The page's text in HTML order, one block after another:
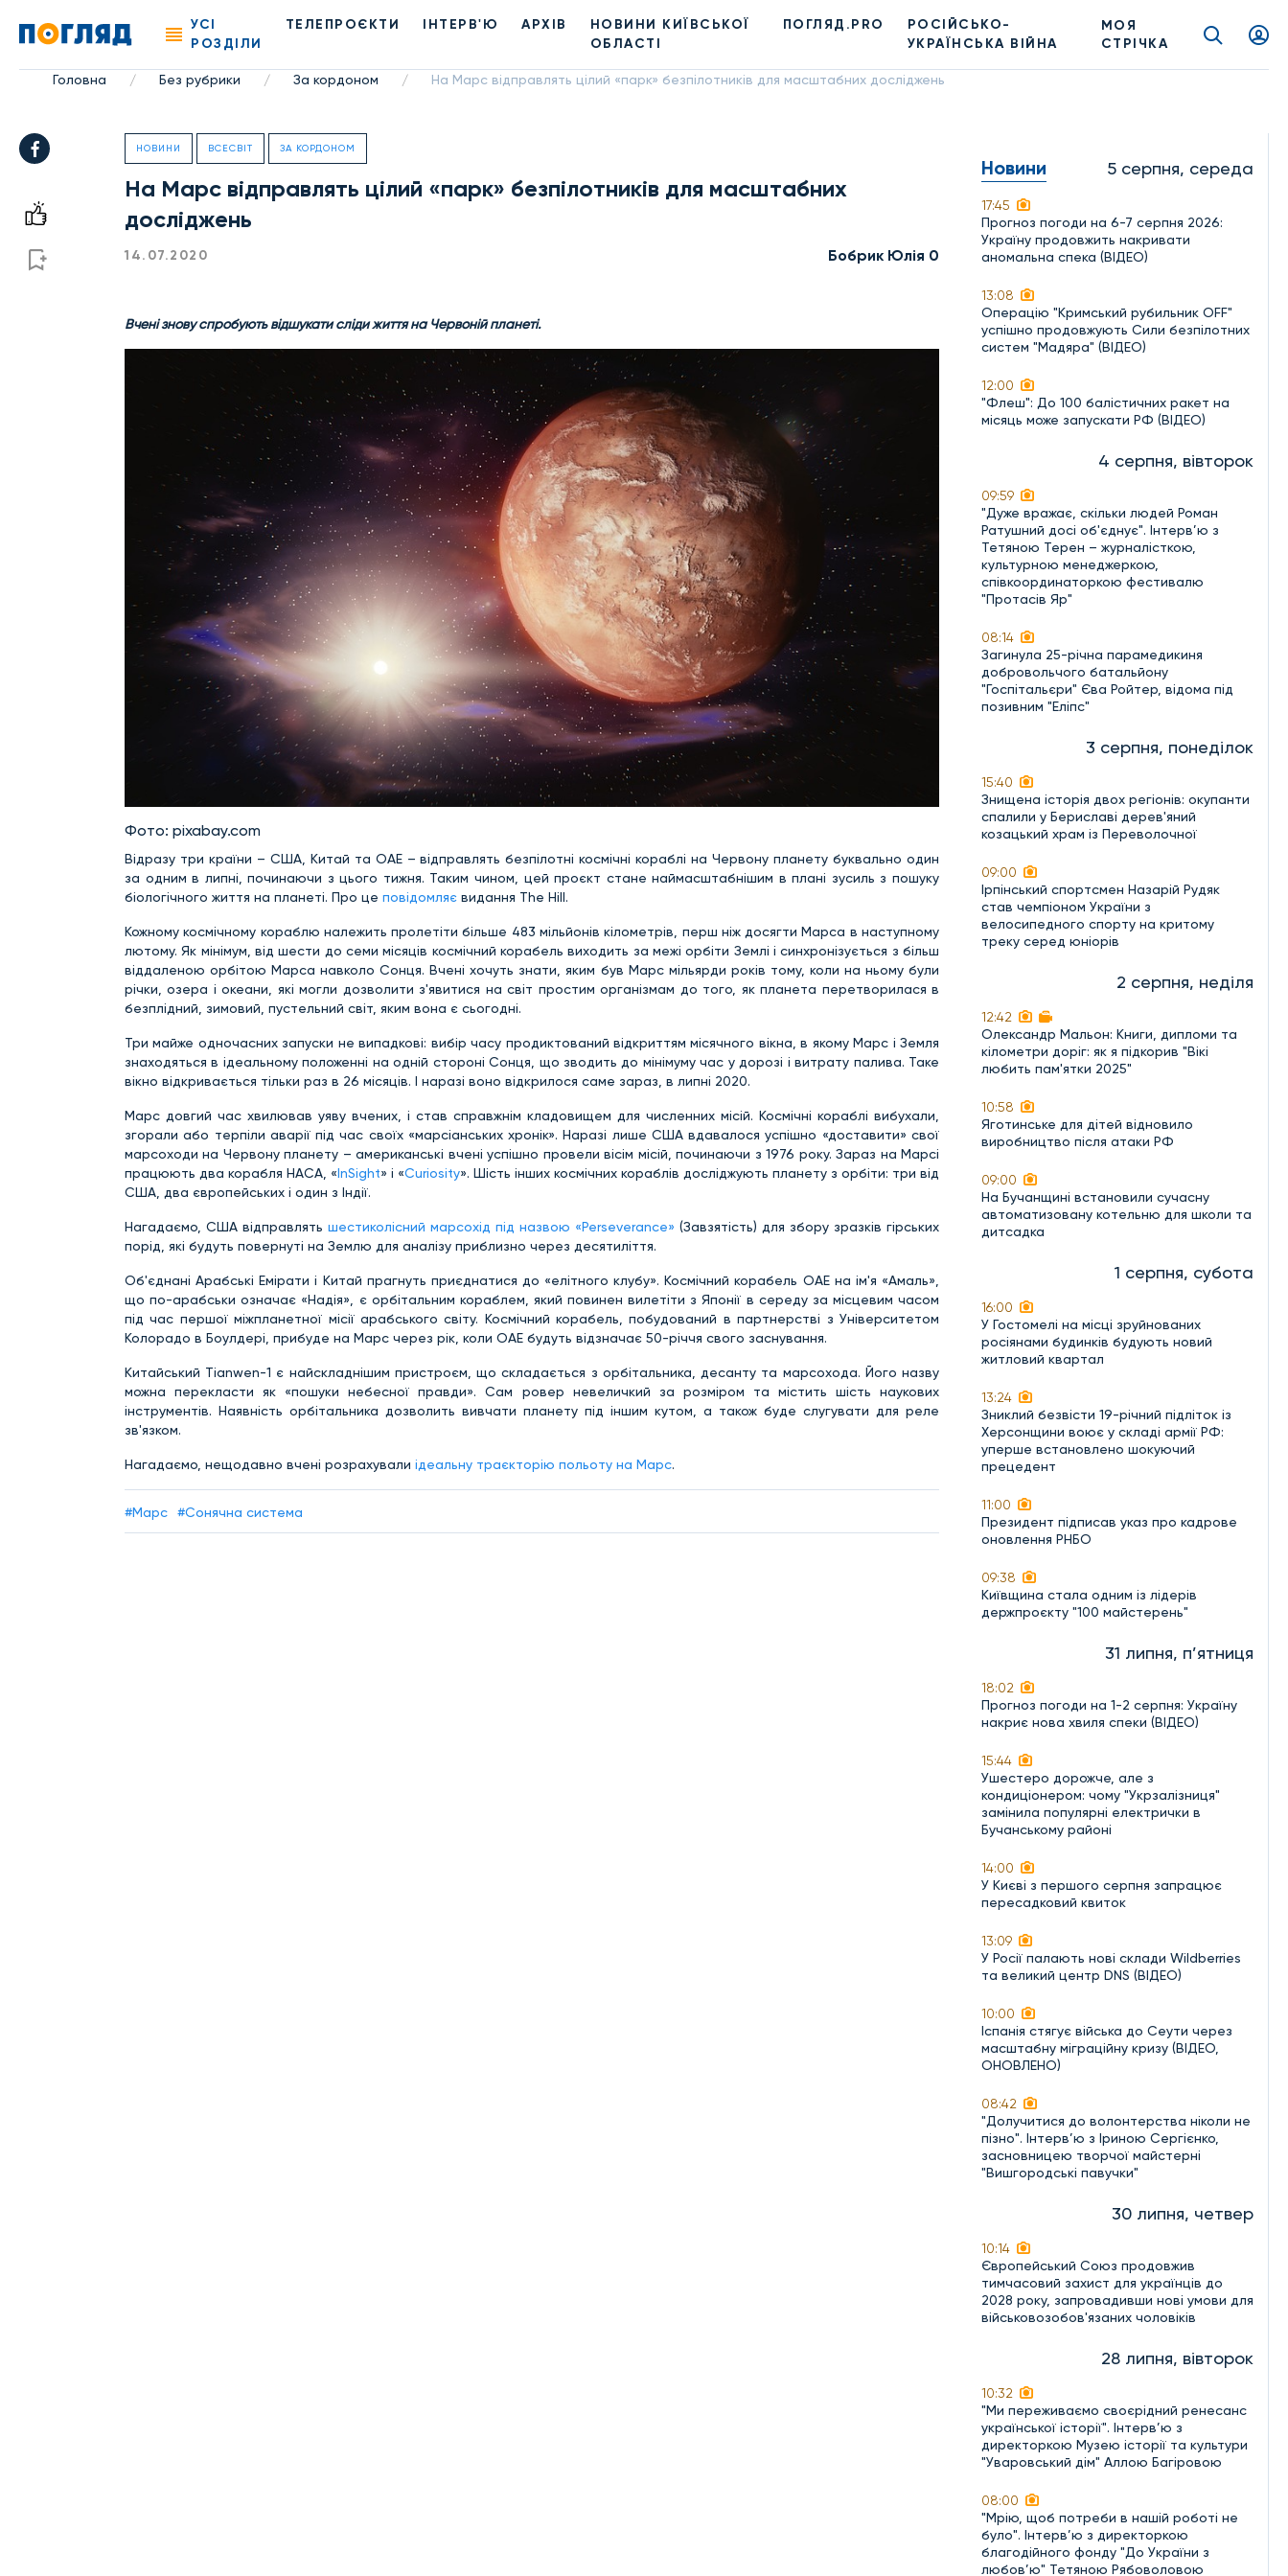
УСІ
РОЗДІЛИ
ТЕЛЕПРОЄКТИ ІНТЕРВ'Ю АРХІВ
НОВИНИ КИЇВСЬКОЇ
ОБЛАСТІ
ПОГЛЯД.PRO
РОСІЙСЬКО-
УКРАЇНСЬКА ВІЙНА
МОЯ
СТРІЧКА
Головна / Без рубрики / За кордоном / На Марс відправлять цілий «парк» безпілотників для масштабних досліджень
НОВИНИ ВСЕСВІТ ЗА КОРДОНОМ
На Марс відправлять цілий «парк» безпілотників для масштабних
досліджень
14.07.2020 Бобрик Юлія 0
Вчені знову спробують відшукати сліди життя на Червоній планеті.
Фото: pixabay.com
Відразу три країни – США, Китай та ОАЕ – відправлять безпілотні космічні кораблі на Червону планету буквально один
за одним в липні, починаючи з цього тижня. Таким чином, цей проєкт стане наймасштабнішим в плані зусиль з пошуку
біологічного життя на планеті. Про це повідомляє видання Тhe Нill.
Кожному космічному кораблю належить пролетіти більше 483 мільйонів кілометрів, перш ніж досягти Марса в наступному
лютому. Як мінімум, від шести до семи місяців космічний корабель виходить за межі орбіти Землі і синхронізується з більш
віддаленою орбітою Марса навколо Сонця. Вчені хочуть знати, яким був Марс мільярди років тому, коли на ньому були
річки, озера і океани, які могли дозволити з'явитися на світ простим організмам до того, як планета перетворилася в
безплідний, зимовий, пустельний світ, яким вона є сьогодні.
Три майже одночасних запуски не випадкові: вибір часу продиктований відкриттям місячного вікна, в якому Марс і Земля
знаходяться в ідеальному положенні на одній стороні Сонця, що зводить до мінімуму час у дорозі і витрату палива. Таке
вікно відкривається тільки раз в 26 місяців. І наразі воно відкрилося саме зараз, в липні 2020.
Марс довгий час хвилював уяву вчених, і став справжнім кладовищем для численних місій. Космічні кораблі вибухали,
згорали або терпіли аварії під час своїх «марсіанських хронік». Наразі лише США вдавалося успішно «доставити» свої
марсоходи на Червону планету – американські вчені успішно провели вісім місій, починаючи з 1976 року. Зараз на Марсі
працюють два корабля НАСА, «InSight» і «Curiosity». Шість інших космічних кораблів досліджують планету з орбіти: три від
США, два європейських і один з Індії.
Нагадаємо, США відправлять шестиколісний марсохід під назвою «Perseverance» (Завзятість) для збору зразків гірських
порід, які будуть повернуті на Землю для аналізу приблизно через десятиліття.
Об'єднані Арабські Емірати і Китай прагнуть приєднатися до «елітного клубу». Космічний корабель ОАЕ на ім'я «Амаль»,
що по-арабськи означає «Надія», є орбітальним кораблем, який повинен вилетіти з Японії в середу за місцевим часом
під час першої міжпланетної місії арабського світу. Космічний корабель, побудований в партнерстві з Університетом
Колорадо в Боулдері, прибуде на Марс через рік, коли ОАЕ будуть відзначає 50-річчя свого заснування.
Китайський Tianwen-1 є найскладнішим пристроєм, що складається з орбітальника, десанту та марсохода. Його назву
можна перекласти як «пошуки небесної правди». Сам ровер невеличкий за розміром та містить шість наукових
інструментів. Наявність орбітальника дозволить вивчати планету під іншим кутом, а також буде слугувати для реле
зв'язком.
Нагадаємо, нещодавно вчені розрахували ідеальну траєкторію польоту на Марс.
#Марс #Сонячна система
Новини 5 серпня, середа
17:45
Прогноз погоди на 6-7 серпня 2026:
Україну продовжить накривати
аномальна спека (ВІДЕО)
13:08
Операцію "Кримський рубильник OFF"
успішно продовжують Сили безпілотних
систем "Мадяра" (ВІДЕО)
12:00
"Флеш": До 100 балістичних ракет на
місяць може запускати РФ (ВІДЕО)
4 серпня, вівторок
09:59
"Дуже вражає, скільки людей Роман
Ратушний досі об'єднує". Інтерв’ю з
Тетяною Терен – журналісткою,
культурною менеджеркою,
співкоординаторкою фестивалю
"Протасів Яр"
08:14
Загинула 25-річна парамедикиня
добровольчого батальйону
"Госпітальєри" Єва Ройтер, відома під
позивним "Еліпс"
3 серпня, понеділок
15:40
Знищена історія двох регіонів: окупанти
спалили у Бериславі дерев'яний
козацький храм із Переволочної
09:00
Ірпінський спортсмен Назарій Рудяк
став чемпіоном України з
велосипедного спорту на критому
треку серед юніорів
2 серпня, неділя
12:42
Олександр Мальон: Книги, дипломи та
кілометри доріг: як я підкорив "Вікі
любить пам'ятки 2025"
10:58
Яготинське для дітей відновило
виробництво після атаки РФ
09:00
На Бучанщині встановили сучасну
автоматизовану котельню для школи та
дитсадка
1 серпня, субота
16:00
У Гостомелі на місці зруйнованих
росіянами будинків будують новий
житловий квартал
13:24
Зниклий безвісти 19-річний підліток із
Херсонщини воює у складі армії РФ:
уперше встановлено шокуючий
прецедент
11:00
Президент підписав указ про кадрове
оновлення РНБО
09:38
Київщина стала одним із лідерів
держпроєкту "100 майстерень"
31 липня, п’ятниця
18:02
Прогноз погоди на 1-2 серпня: Україну
накриє нова хвиля спеки (ВІДЕО)
15:44
Ушестеро дорожче, але з
кондиціонером: чому "Укрзалізниця"
замінила популярні електрички в
Бучанському районі
14:00
У Києві з першого серпня запрацює
пересадковий квиток
13:09
У Росії палають нові склади Wildberries
та великий центр DNS (ВІДЕО)
10:00
Іспанія стягує війська до Сеути через
масштабну міграційну кризу (ВІДЕО,
ОНОВЛЕНО)
08:42
"Долучитися до волонтерства ніколи не
пізно". Інтерв’ю з Іриною Сергієнко,
засновницею творчої майстерні
"Вишгородські павучки"
30 липня, четвер
10:14
Європейський Союз продовжив
тимчасовий захист для українців до
2028 року, запровадивши нові умови для
військовозобов'язаних чоловіків
28 липня, вівторок
10:32
"Ми переживаємо своєрідний ренесанс
української історії". Інтерв’ю з
директоркою Музею історії та культури
"Уваровський дім" Аллою Багіровою
08:00
"Мрію, щоб потреби в нашій роботі не
було". Інтерв’ю з директоркою
благодійного фонду "До України з
любов’ю" Тетяною Рябоволовою